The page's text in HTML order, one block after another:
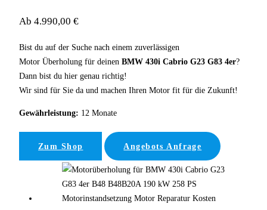
Ab 4.990,00 €
Bist du auf der Suche nach einem zuverlässigen
Motor Überholung für deinen BMW 430i Cabrio G23 G83 4er?
Dann bist du hier genau richtig!
Wir sind für Sie da und machen Ihren Motor fit für die Zukunft!
Gewährleistung: 12 Monate
Zum Shop Angebots Anfrage